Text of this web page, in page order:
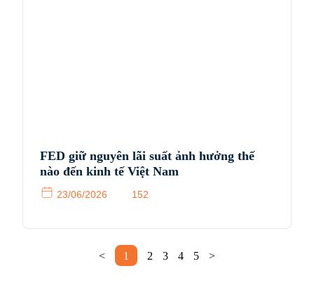
FED giữ nguyên lãi suất ảnh hưởng thế
nào đến kinh tế Việt Nam
23/06/2026 152
< 1 2 3 4 5 >